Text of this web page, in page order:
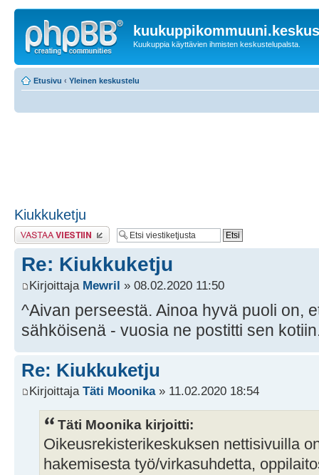
Kuukuppia käyttävien ihmisten keskustelupalsta.
Etusivu ‹ Yleinen keskustelu
Kiukkuketju
Lähetä vastaus
Re: Kiukkuketju
Kirjoittaja Mewril » 08.02.2020 11:50
^Aivan perseestä. Ainoa hyvä puoli on,
sähköisenä - vuosia ne postitti sen
Re: Kiukkuketju
Kirjoittaja Täti Moonika» 11.02.2020 18:54
Täti Moonika kirjoitti:
Oikeusrekisterikeskuksen nettisivuilla
hakemisesta työ/virkasuhdetta,